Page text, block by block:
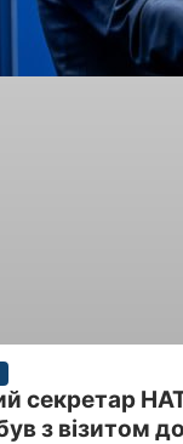
секретар
з візитом